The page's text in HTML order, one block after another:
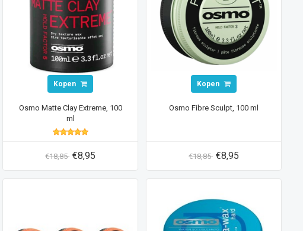
Kopen
Osmo Matte Clay Extreme, 100
ml
€18,85 €8,95
Kopen
Osmo Fibre Sculpt, 100 ml
€18,85 €8,95